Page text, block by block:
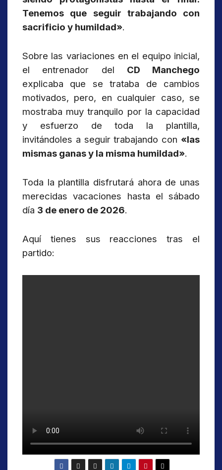
Tenemos que seguir trabajando con
sacrificio y humildad».
Sobre las variaciones en el equipo inicial,
el entrenador del CD Manchego
explicaba que se trataba de cambios
motivados, pero, en cualquier caso, se
mostraba muy tranquilo por la capacidad
y esfuerzo de toda la plantilla,
invitándoles a seguir trabajando con «las
mismas ganas y la misma humildad».
Toda la plantilla disfrutará ahora de unas
merecidas vacaciones hasta el sábado
día 3 de enero de 2026.
Aquí tienes sus reacciones tras el
partido: